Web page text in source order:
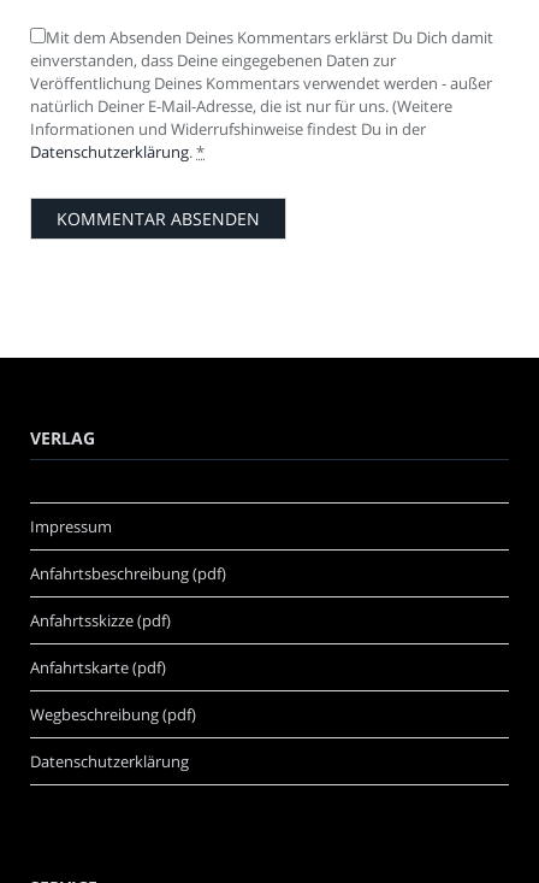
Mit dem Absenden Deines Kommentars erklärst Du Dich damit
einverstanden, dass Deine eingegebenen Daten zur
Veröffentlichung Deines Kommentars verwendet werden - außer
natürlich Deiner E-Mail-Adresse, die ist nur für uns. (Weitere
Informationen und Widerrufshinweise findest Du in der
Datenschutzerklärung.*
VERLAG
Impressum
Anfahrtsbeschreibung (pdf)
Anfahrtsskizze (pdf)
Anfahrtskarte (pdf)
Wegbeschreibung (pdf)
Datenschutzerklärung